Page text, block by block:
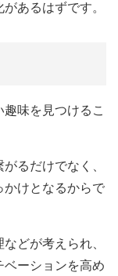
あるはずです。
味を見つけるこ
るだけでなく、
かけとなるからで
どが考えられ、
ベーションを高め